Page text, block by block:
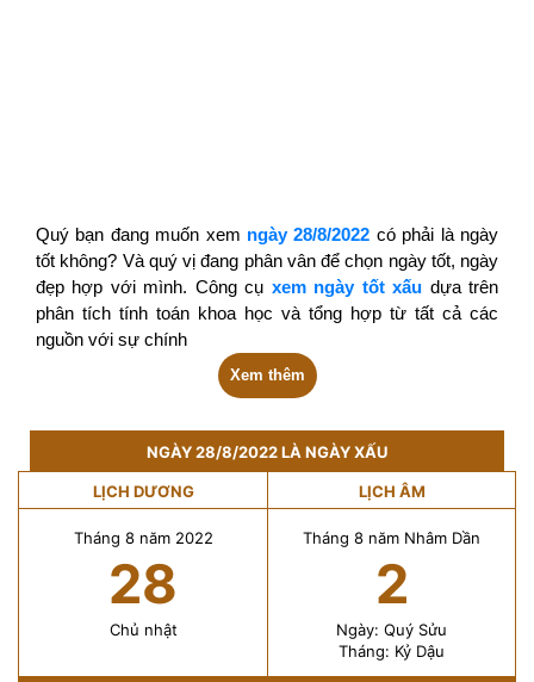
Quý bạn đang muốn xem ngày 28/8/2022 có phải là ngày
tốt không? Và quý vị đang phân vân để chọn ngày tốt, ngày
đẹp hợp với mình. Công cụ xem ngày tốt xấu dựa trên
phân tích tính toán khoa học và tổng hợp từ tất cả các
nguồn với sự chính
Xem thêm
NGÀY 28/8/2022 LÀ NGÀY XẤU
LỊCH DƯƠNG LỊCH ÂM
Tháng 8 năm 2022
28
Chủ nhật
Tháng 8 năm Nhâm Dần
2
Ngày: Quý Sửu
Tháng: Kỷ Dậu